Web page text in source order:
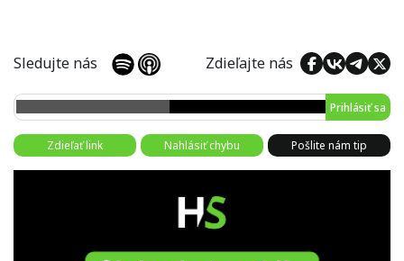
Sledujte nás Zdieľajte nás
Prihlásiť sa
Zdieľať link Nahlásiť chybu Pošlite nám tip